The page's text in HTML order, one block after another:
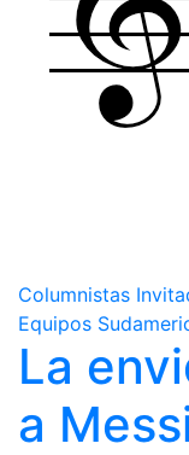
Columnistas
Equipos
La
a